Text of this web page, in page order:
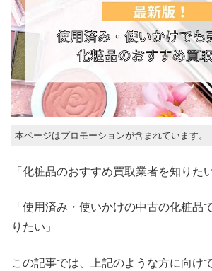
本ページはプロモーションが含まれています。
「化粧品のおすすめ買取業者を知りたい
「使用済み・使いかけの中古の化粧品
りたい」
この記事では、上記のような方に向け